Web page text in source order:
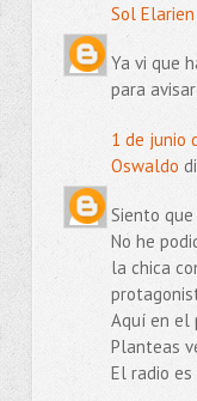
Sol Elarien
Ya vi que
para
1 de junio
Oswaldo
Siento
No he
la chica
Aquí en el
Planteas
El radio